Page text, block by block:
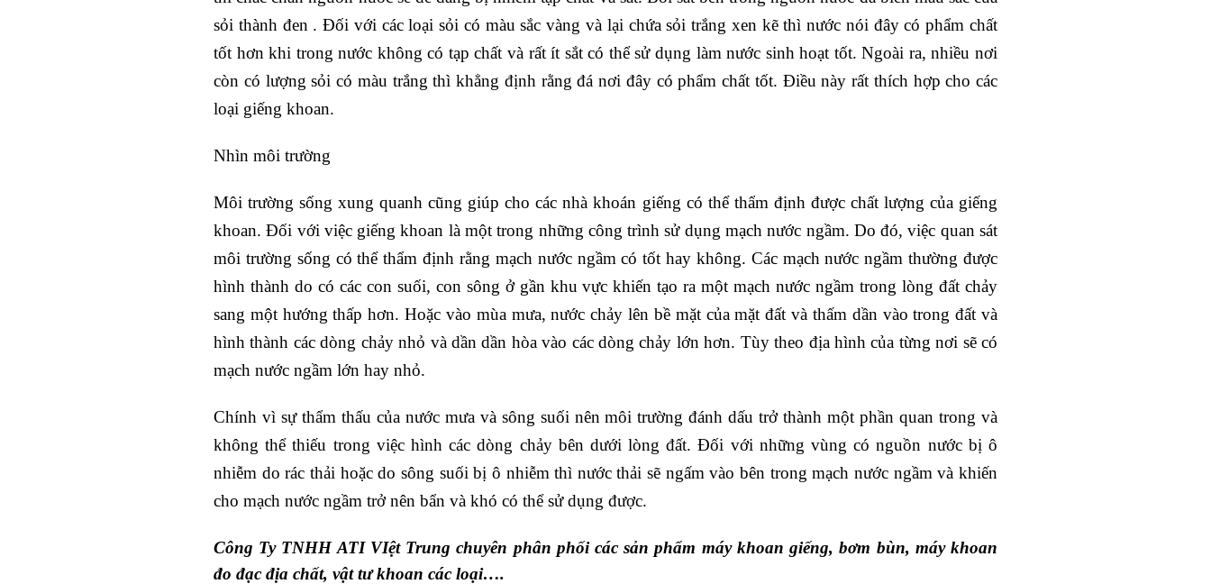
sỏi thành đen . Đối với các loại sỏi có màu sắc vàng và lại chứa sỏi trắng xen kẽ thì nước nói đây có phẩm chất
tốt hơn khi trong nước không có tạp chất và rất ít sắt có thể sử dụng làm nước sinh hoạt tốt. Ngoài ra, nhiều nơi
còn có lượng sỏi có màu trắng thì khẳng định rằng đá nơi đây có phẩm chất tốt. Điều này rất thích hợp cho các
loại giếng khoan.
Nhìn môi trường
Môi trường sống xung quanh cũng giúp cho các nhà khoán giếng có thể thẩm định được chất lượng của giếng
khoan. Đối với việc giếng khoan là một trong những công trình sử dụng mạch nước ngầm. Do đó, việc quan sát
môi trường sống có thể thẩm định rằng mạch nước ngầm có tốt hay không. Các mạch nước ngầm thường được
hình thành do có các con suối, con sông ở gần khu vực khiến tạo ra một mạch nước ngầm trong lòng đất chảy
sang một hướng thấp hơn. Hoặc vào mùa mưa, nước chảy lên bề mặt của mặt đất và thấm dần vào trong đất và
hình thành các dòng chảy nhỏ và dần dần hòa vào các dòng chảy lớn hơn. Tùy theo địa hình của từng nơi sẽ có
mạch nước ngầm lớn hay nhỏ.
Chính vì sự thẩm thấu của nước mưa và sông suối nên môi trường đánh dấu trở thành một phần quan trong và
không thể thiếu trong việc hình các dòng chảy bên dưới lòng đất. Đối với những vùng có nguồn nước bị ô
nhiễm do rác thải hoặc do sông suối bị ô nhiễm thì nước thải sẽ ngấm vào bên trong mạch nước ngầm và khiến
cho mạch nước ngầm trở nên bẩn và khó có thể sử dụng được.
Công Ty TNHH ATI VIệt Trung chuyên phân phối các sản phẩm máy khoan giếng, bơm bùn, máy khoan
đo đạc địa chất, vật tư khoan các loại….